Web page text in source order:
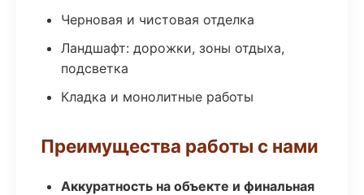
Черновая и чистовая отделка
Ландшафт: дорожки, зоны отдыха,
подсветка
Кладка и монолитные работы
Преимущества работы с нами
Аккуратность на объекте и финальная